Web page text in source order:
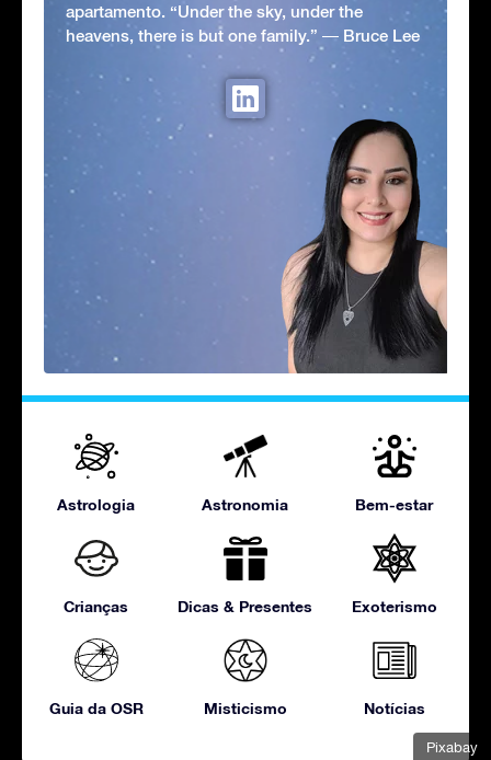
Pixabay
apartamento. “Under the sky, under the
heavens, there is but one family.” ― Bruce Lee
Astrologia Astronomia Bem-estar
Crianças Dicas & Presentes Exoterismo
Guia da OSR Misticismo Notícias